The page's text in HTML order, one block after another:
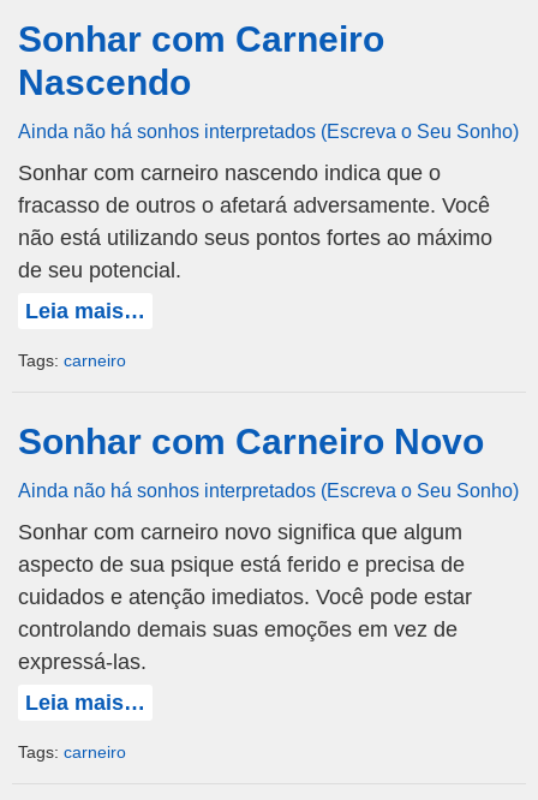
Sonhar com Carneiro
Nascendo
Ainda não há sonhos interpretados (Escreva o Seu Sonho)
Sonhar com carneiro nascendo indica que o
fracasso de outros o afetará adversamente. Você
não está utilizando seus pontos fortes ao máximo
de seu potencial.
Leia mais…
Tags: carneiro
Sonhar com Carneiro Novo
Ainda não há sonhos interpretados (Escreva o Seu Sonho)
Sonhar com carneiro novo significa que algum
aspecto de sua psique está ferido e precisa de
cuidados e atenção imediatos. Você pode estar
controlando demais suas emoções em vez de
expressá-las.
Leia mais…
Tags: carneiro